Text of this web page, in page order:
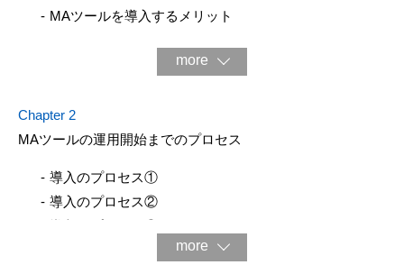
MAツールを導⼊するメリット
more
Chapter 2
MAツールの運⽤開始までのプロセス
導⼊のプロセス①
導⼊のプロセス②
more